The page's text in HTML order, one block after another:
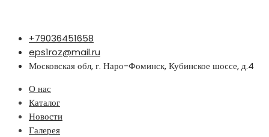
Перейти
содержимому
+79036451658
eps1roz@mail.ru
Московская обл, г. Наро-Фоминск, Кубинское шоссе, д.4
О нас
Каталог
Новости
Галерея